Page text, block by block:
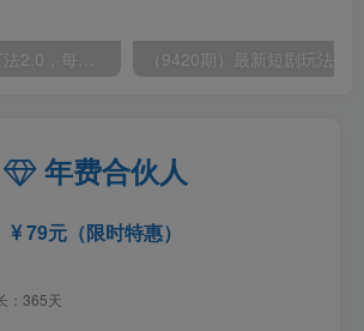
年费合伙人
79元（限时特惠）
：365天